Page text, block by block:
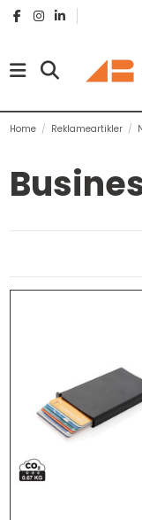
Home Reklameartikler